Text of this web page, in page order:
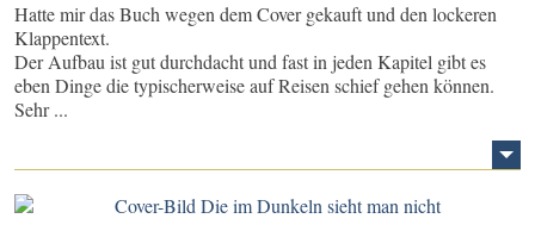
Hatte mir das Buch wegen dem Cover gekauft und den lockeren
Klappentext.
Der Aufbau ist gut durchdacht und fast in jeden Kapitel gibt es
eben Dinge die typischerweise auf Reisen schief gehen können.
Sehr ...